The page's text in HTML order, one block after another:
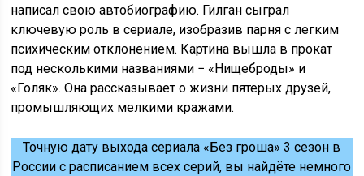
написал свою автобиографию. Гилган сыграл
ключевую роль в сериале, изобразив парня с легким
психическим отклонением. Картина вышла в прокат
под несколькими названиями − «Нищеброды» и
«Голяк». Она рассказывает о жизни пятерых друзей,
промышляющих мелкими кражами.
Точную дату выхода сериала «Без гроша» 3 сезон в
России с расписанием всех серий, вы найдёте немного